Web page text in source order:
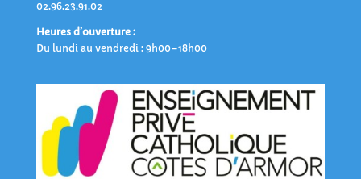
02.96.23.91.02
Heures d’ouverture :
Du lundi au vendredi : 9h00–18h00